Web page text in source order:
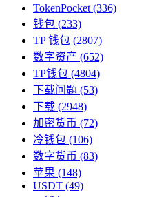
TokenPocket (336)
钱包 (233)
TP 钱包 (2807)
数字资产 (652)
TP钱包 (4804)
下载问题 (53)
下载 (2948)
加密货币 (72)
冷钱包 (106)
数字货币 (83)
苹果 (148)
USDT (49)